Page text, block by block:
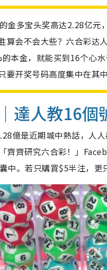
金多宝头奖高达2.28亿
算会不会大些？六合彩
本金，就能买到16个心
开奖号码高度集中在其
達人教16個
億是近期城中熱話，人
齊齊研究六合彩！」
中。若只購買$5半注，更